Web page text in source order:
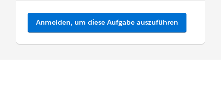
Anmelden, um diese Aufgabe auszuführen